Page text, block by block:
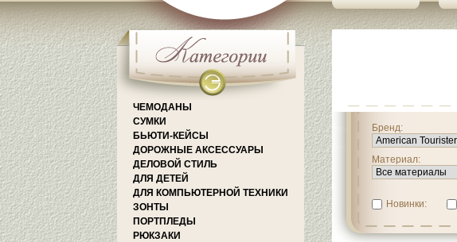
ЧЕМОДАНЫ
СУМКИ
БЬЮТИ-КЕЙСЫ
ДОРОЖНЫЕ АКСЕССУАРЫ
ДЕЛОВОЙ СТИЛЬ
ДЛЯ ДЕТЕЙ
ДЛЯ КОМПЬЮТЕРНОЙ ТЕХНИКИ
ЗОНТЫ
ПОРТПЛЕДЫ
РЮКЗАКИ
Бренд:
Материал:
Новинки: